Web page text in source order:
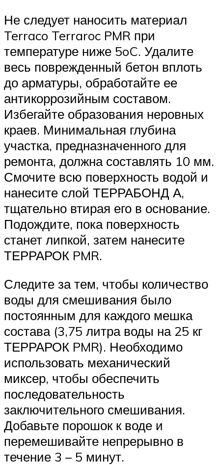
Не следует наносить материал
Terraco Terraroc PMR при
температуре ниже 5oC. Удалите
весь поврежденный бетон вплоть
до арматуры, обработайте ее
антикоррозийным составом.
Избегайте образования неровных
краев. Минимальная глубина
участка, предназначенного для
ремонта, должна составлять 10 мм.
Смочите всю поверхность водой и
нанесите слой ТЕРРАБОНД А,
тщательно втирая его в основание.
Подождите, пока поверхность
станет липкой, затем нанесите
ТЕРРАРОК PMR.
Следите за тем, чтобы количество
воды для смешивания было
постоянным для каждого мешка
состава (3,75 литра воды на 25 кг
ТЕРРАРОК PMR). Необходимо
использовать механический
миксер, чтобы обеспечить
последовательность
заключительного смешивания.
Добавьте порошок к воде и
перемешивайте непрерывно в
течение 3 – 5 минут.